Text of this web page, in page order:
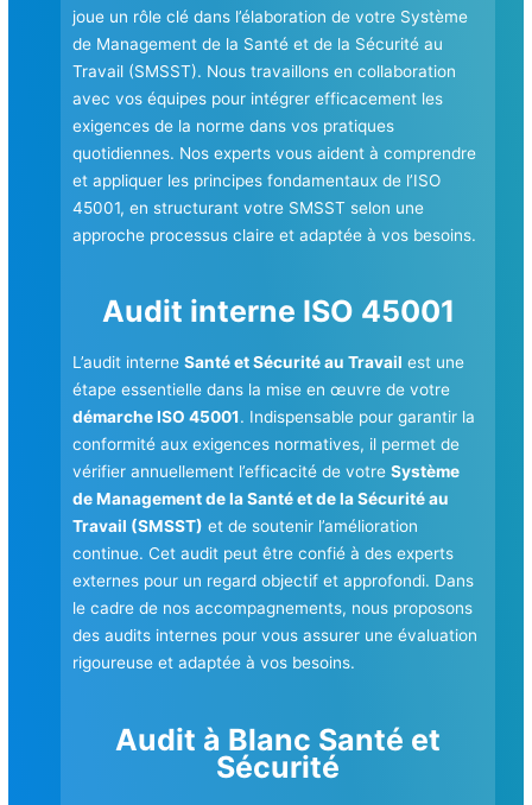
joue un rôle clé dans l’élaboration de votre Système
de Management de la Santé et de la Sécurité au
Travail (SMSST). Nous travaillons en collaboration
avec vos équipes pour intégrer efficacement les
exigences de la norme dans vos pratiques
quotidiennes. Nos experts vous aident à comprendre
et appliquer les principes fondamentaux de l’ISO
45001, en structurant votre SMSST selon une
approche processus claire et adaptée à vos besoins.
Audit interne ISO 45001
L’audit interneSanté et Sécurité au Travail est une
étape essentielle dans la mise en œuvre de votre
démarche ISO 45001. Indispensable pour garantir la
conformité aux exigences normatives, il permet de
vérifier annuellement l’efficacité de votreSystème
de Management de la Santé et de la Sécurité au
Travail (SMSST) et de soutenir l’amélioration
continue. Cet audit peut être confié à des experts
externes pour un regard objectif et approfondi. Dans
le cadre de nos accompagnements, nous proposons
des audits internes pour vous assurer une évaluation
rigoureuse et adaptée à vos besoins.
Audit à Blanc Santé et
Sécurité